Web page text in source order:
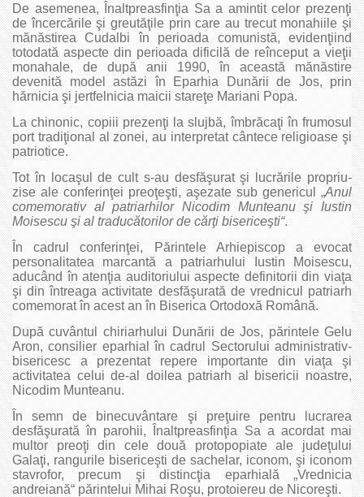
De asemenea, Înaltpreasfinţia Sa a amintit celor prezenţi
de încercările şi greutăţile prin care au trecut monahiile şi
mănăstirea Cudalbi în perioada comunistă, evidenţiind
totodată aspecte din perioada dificilă de reînceput a vieţii
monahale, de după anii 1990, în această mănăstire
devenită model astăzi în Eparhia Dunării de Jos, prin
hărnicia şi jertfelnicia maicii stareţe Mariani Popa.
La chinonic, copiii prezenţi la slujbă, îmbrăcaţi în frumosul
port tradiţional al zonei, au interpretat cântece religioase şi
patriotice.
Tot în locaşul de cult s-au desfăşurat şi lucrările propriu-
zise ale conferinţei preoţeşti, aşezate sub genericul „Anul
comemorativ al patriarhilor Nicodim Munteanu şi Iustin
Moisescu şi al traducătorilor de cărţi bisericeşti“.
În cadrul conferinţei, Părintele Arhiepiscop a evocat
personalitatea marcantă a patriarhului Iustin Moisescu,
aducând în atenţia auditoriului aspecte definitorii din viaţa
şi din întreaga activitate desfăşurată de vrednicul patriarh
comemorat în acest an în Biserica Ortodoxă Română.
După cuvântul chiriarhului Dunării de Jos, părintele Gelu
Aron, consilier eparhial în cadrul Sectorului administrativ-
bisericesc a prezentat repere importante din viaţa şi
activitatea celui de-al doilea patriarh al bisericii noastre,
Nicodim Munteanu.
În semn de binecuvântare şi preţuire pentru lucrarea
desfăşurată în parohii, Înaltpreasfinţia Sa a acordat mai
multor preoţi din cele două protopopiate ale judeţului
Galaţi, rangurile bisericeşti de sachelar, iconom, şi iconom
stavrofor, precum şi distincţia eparhială „Vrednicia
andreiană“ părintelui Mihai Roşu, protoiereu de Nicoreşti.